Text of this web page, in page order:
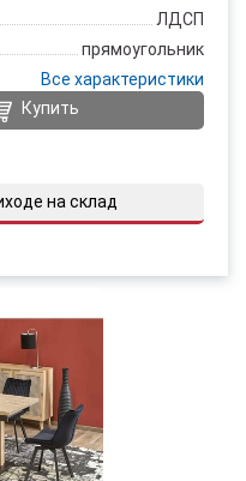
ЛДСП
прямоугольник
Все характеристики
Купить
на склад